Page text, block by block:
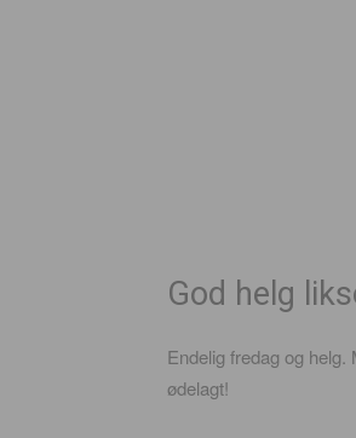
God helg
Endelig fredag og
ødelagt!